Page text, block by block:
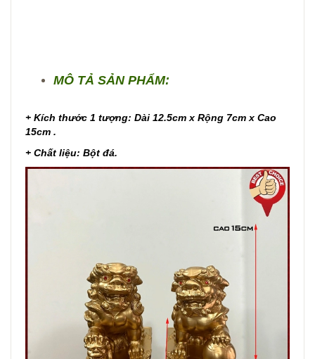
MÔ TẢ SẢN PHẨM:
+ Kích thước 1 tượng: Dài 12.5cm x Rộng 7cm x Cao
15cm .
+ Chất liệu: Bột đá.